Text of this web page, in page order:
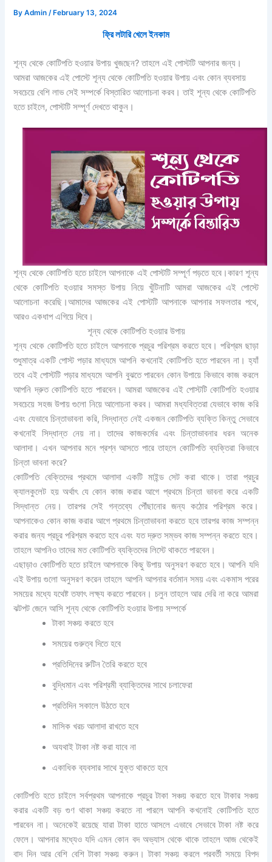
ByAdmin/ February 13, 2024
ফ্রি লটারি খেলে ইনকাম
শূন্য থেকে কোটিপতি হওয়ার উপায় খুজছেন? তাহলে এই পোস্টটি আপনার জন্য।
আমরা আজকের এই পোস্টে শূন্য থেকে কোটিপতি হওয়ার উপায় এবং কোন ব্যবসায়
সবচেয়ে বেশি লাভ সেই সম্পর্কে বিস্তারিত আলোচনা করব। তাই শূন্য থেকে কোটিপতি
হতে চাইলে, পোস্টটি সম্পূর্ণ দেখতে থাকুন।
শূন্য থেকে কোটিপতি হতে চাইলে আপনাকে এই পোস্টটি সম্পূর্ণ পড়তে হবে।কারণ শূন্য
থেকে কোটিপতি হওয়ার সমস্ত উপায় নিয়ে খুঁটিনাটি আমরা আজকের এই পোস্টে
আলোচনা করেছি।আমাদের আজকের এই পোস্টটি আপনাকে আপনার সফলতার পথে,
আরও একধাপ এগিয়ে দিবে।
শূন্য থেকে কোটিপতি হওয়ার উপায়
শূন্য থেকে কোটিপতি হতে চাইলে আপনাকে প্রচুর পরিশ্রম করতে হবে। পরিশ্রম ছাড়া
শুধুমাত্র একটি পোস্ট পড়ার মাধ্যমে আপনি কখনোই কোটিপতি হতে পারবেন না। হ্যাঁ
তবে এই পোস্টটি পড়ার মাধ্যমে আপনি বুঝতে পারবেন কোন উপায়ে কিভাবে কাজ করলে
আপনি দ্রুত কোটিপতি হতে পারবেন। আমরা আজকের এই পোস্টটি কোটিপতি হওয়ার
সবচেয়ে সহজ উপায় গুলো নিয়ে আলোচনা করব। আমরা মধ্যবিত্তরা যেভাবে কাজ করি
এবং যেভাবে চিন্তাভাবনা করি, সিদ্ধান্ত নেই একজন কোটিপতি ব্যক্তি কিন্তু সেভাবে
কখনোই সিদ্ধান্ত নেয় না। তাদের কাজকর্মের এবং চিন্তাভাবনার ধরন অনেক
আলাদা। এখন আপনার মনে প্রশ্ন আসতে পারে তাহলে কোটিপতি ব্যক্তিরা কিভাবে
চিন্তা ভাবনা করে?
কোটিপতি বেক্তিদের প্রথমে আলাদা একটি মাইন্ড সেট করা থাকে। তারা প্রচুর
ক্যালকুলেট হয় অর্থাৎ যে কোন কাজ করার আগে প্রথমে চিন্তা ভাবনা করে একটি
সিদ্ধান্ত নেয়। তারপর সেই গন্তব্যে পৌঁছানোর জন্য কঠোর পরিশ্রম করে।
আপনাকেও কোন কাজ করার আগে প্রথমে চিন্তাভাবনা করতে হবে তারপর কাজ সম্পন্ন
করার জন্য প্রচুর পরিশ্রম করতে হবে এবং যত দ্রুত সম্ভব কাজ সম্পন্ন করতে হবে।
তাহলে আপনিও তাদের মত কোটিপতি ব্যক্তিদের লিস্টে থাকতে পারবেন।
এছাড়াও কোটিপতি হতে চাইলে আপনাকে কিছু উপায় অনুসরণ করতে হবে। আপনি যদি
এই উপায় গুলো অনুসরণ করেন তাহলে আপনি আপনার বর্তমান সময় এবং একমাস পরের
সময়ের মধ্যে যথেষ্ট তফাৎ লক্ষ্য করতে পারবেন। চলুন তাহলে আর দেরি না করে আমরা
ঝটপট জেনে আসি শূন্য থেকে কোটিপতি হওয়ার উপায় সম্পর্কে
টাকা সঞ্চয় করতে হবে
সময়ের গুরুত্ব দিতে হবে
প্রতিদিনের রুটিন তৈরি করতে হবে
বুদ্ধিমান এবং পরিশ্রমী ব্যাক্তিদের সাথে চলাফেরা
প্রতিদিন সকালে উঠতে হবে
মাসিক খরচ আলাদা রাখতে হবে
অযথাই টাকা নষ্ট করা যাবে না
একাধিক ব্যবসার সাথে যুক্ত থাকতে হবে
কোটিপতি হতে চাইলে সর্বপ্রথম আপনাকে প্রচুর টাকা সঞ্চয় করতে হবে টাকার সঞ্চয়
করার একটি বড় গুণ থাকা সঞ্চয় করতে না পারলে আপনি কখনোই কোটিপতি হতে
পারবেন না। অনেকেই রয়েছে যারা টাকা হাতে আসলে এভাবে সেভাবে টাকা নষ্ট করে
ফেলে। আপনার মধ্যেও যদি এমন কোন বদ অভ্যাস থেকে থাকে তাহলে আজ থেকেই
বাদ দিন আর বেশি বেশি টাকা সঞ্চয় করুন। টাকা সঞ্চয় করলে পরবর্তী সময়ে বিপদ